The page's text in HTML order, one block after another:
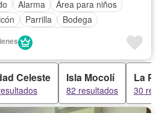
Alarma
Área para niños
Parrilla
Bodega
tenis
de servicio
Garita de guardianía
Patio Piscina
Seguridad
Parcialmente amoblado
Celeste Isla Mocolí
82 resultados
La
30